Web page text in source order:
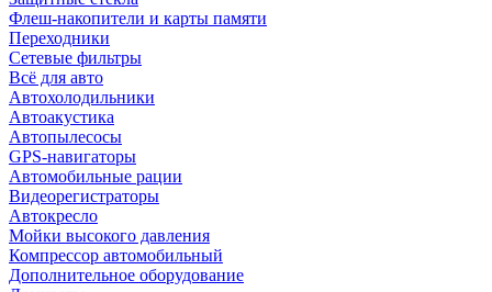
Флеш-накопители и карты памяти
Переходники
Сетевые фильтры
Всё для авто
Автохолодильники
Автоакустика
Автопылесосы
GPS-навигаторы
Автомобильные рации
Видеорегистраторы
Автокресло
Мойки высокого давления
Компрессор автомобильный
Дополнительное оборудование